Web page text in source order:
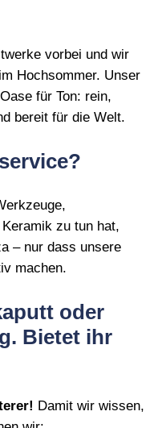
vorbei und wir
Hochsommer. Unser
für Ton: rein,
bereit für die Welt.
zu tun hat,
– nur dass unsere
machen.
oder
Bietet ihr
Damit wir wissen,